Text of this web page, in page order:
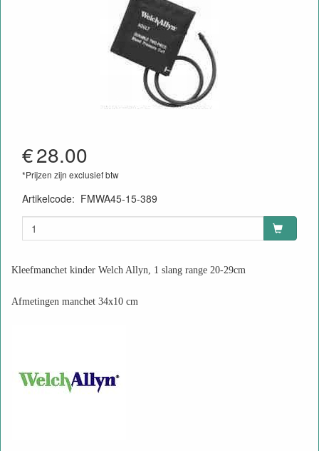
€28.00
*Prijzen zijn exclusief btw
Artikelcode: FMWA45-15-389
Kleefmanchet kinder Welch Allyn, 1 slang range 20-29cm
Afmetingen manchet 34x10 cm